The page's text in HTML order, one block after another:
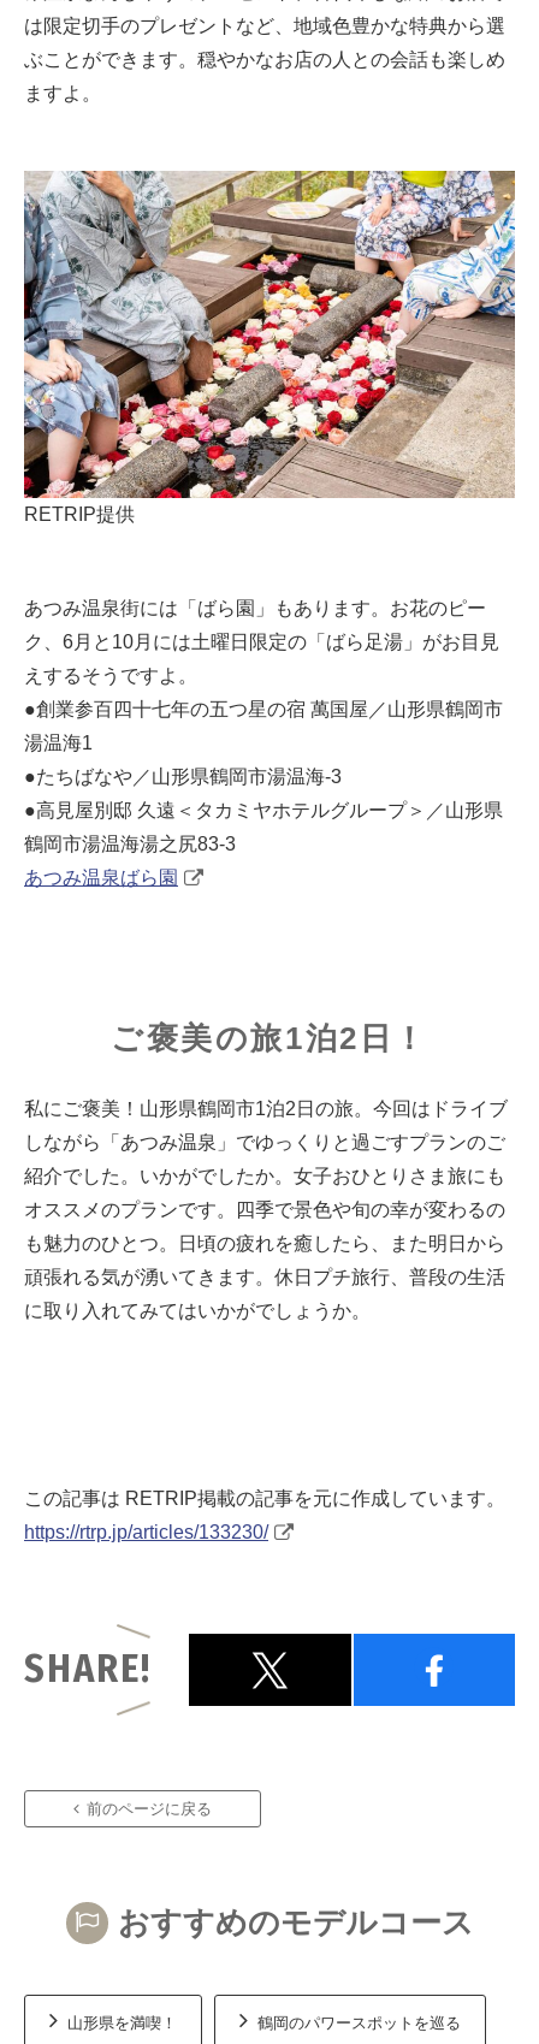
は限定切手のプレゼントなど、地域色豊かな特典から選
ぶことができます。穏やかなお店の人との会話も楽しめ
ますよ。
RETRIP提供
あつみ温泉街には「ばら園」もあります。お花のピー
ク、6月と10月には土曜日限定の「ばら足湯」がお目見
えするそうですよ。
●創業参百四十七年の五つ星の宿 萬国屋／山形県鶴岡市
湯温海1
●たちばなや／山形県鶴岡市湯温海-3
●高見屋別邸 久遠＜タカミヤホテルグループ＞／山形県
鶴岡市湯温海湯之尻83-3
あつみ温泉ばら園
ご褒美の旅1泊2日！
私にご褒美！山形県鶴岡市1泊2日の旅。今回はドライブ
しながら「あつみ温泉」でゆっくりと過ごすプランのご
紹介でした。いかがでしたか。女子おひとりさま旅にも
オススメのプランです。四季で景色や旬の幸が変わるの
も魅力のひとつ。日頃の疲れを癒したら、また明日から
頑張れる気が湧いてきます。休日プチ旅行、普段の生活
に取り入れてみてはいかがでしょうか。
この記事は RETRIP掲載の記事を元に作成しています。
https://rtrp.jp/articles/133230/
SHARE!
前のページに戻る
おすすめのモデルコース
山形県を満喫！ 鶴岡のパワースポットを巡る